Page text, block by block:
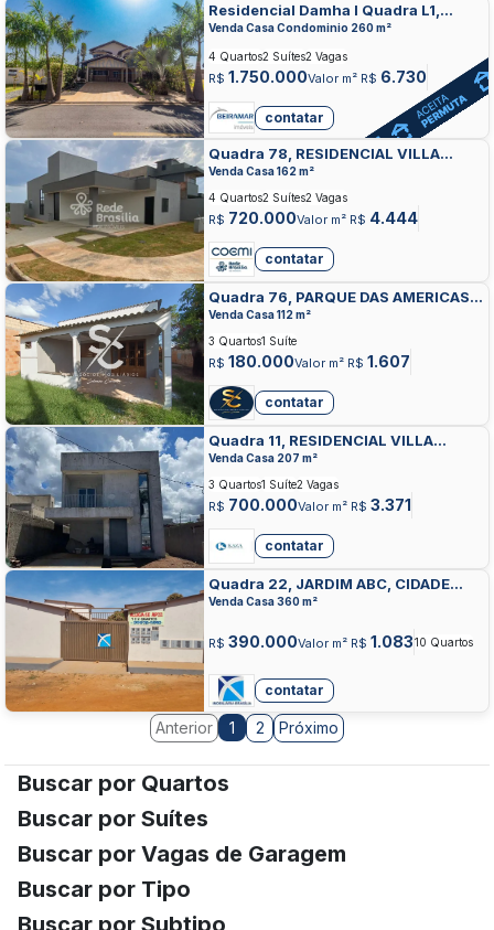
Residencial Damha I Quadra L1,
RESIDENCIAL E COMERCIAL DAMHA,
Venda Casa Condominio 260 m²
R$ 1.750.000Valor m² R$ 6.730
4 Quartos2 Suítes2 Vagas
contatar
Quadra 78, RESIDENCIAL VILLA
SUICA, CIDADE OCIDENTAL
Venda Casa 162 m²
R$ 720.000Valor m² R$ 4.444
4 Quartos2 Suítes2 Vagas
contatar
Quadra 76, PARQUE DAS AMERICAS,
CIDADE OCIDENTAL
Venda Casa 112 m²
R$ 180.000Valor m² R$ 1.607
3 Quartos1 Suíte
contatar
Quadra 11, RESIDENCIAL VILLA
SUICA, CIDADE OCIDENTAL
Venda Casa 207 m²
R$ 700.000Valor m² R$ 3.371
3 Quartos1 Suíte2 Vagas
contatar
Quadra 22, JARDIM ABC, CIDADE
OCIDENTAL
Venda Casa 360 m²
R$ 390.000Valor m² R$ 1.08310 Quartos
contatar
Anterior 1 2 Próximo
Buscar por Quartos
Buscar por Suítes
Buscar por Vagas de Garagem
Buscar por Tipo
Buscar por Subtipo